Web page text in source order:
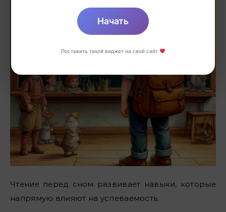
Чтение перед сном развивает навыки, которые
напрямую влияют на успеваемость.
Начать
Поставить такой виджет на свой сайт